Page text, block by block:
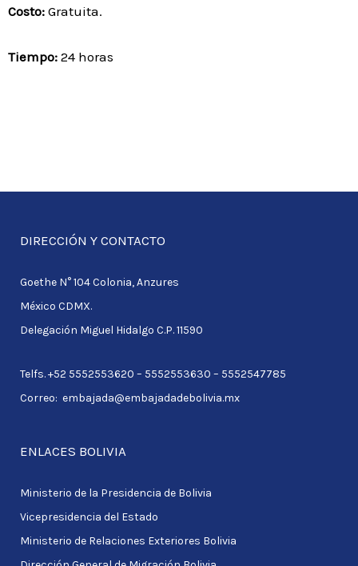
Costo: Gratuita.
Tiempo: 24 horas
DIRECCIÓN Y CONTACTO
Goethe N° 104 Colonia, Anzures
México CDMX.
Delegación Miguel Hidalgo C.P. 11590
Telfs. +52 5552553620 – 5552553630 – 5552547785
Correo: embajada@embajadadebolivia.mx
ENLACES BOLIVIA
Ministerio de la Presidencia de Bolivia
Vicepresidencia del Estado
Ministerio de Relaciones Exteriores Bolivia